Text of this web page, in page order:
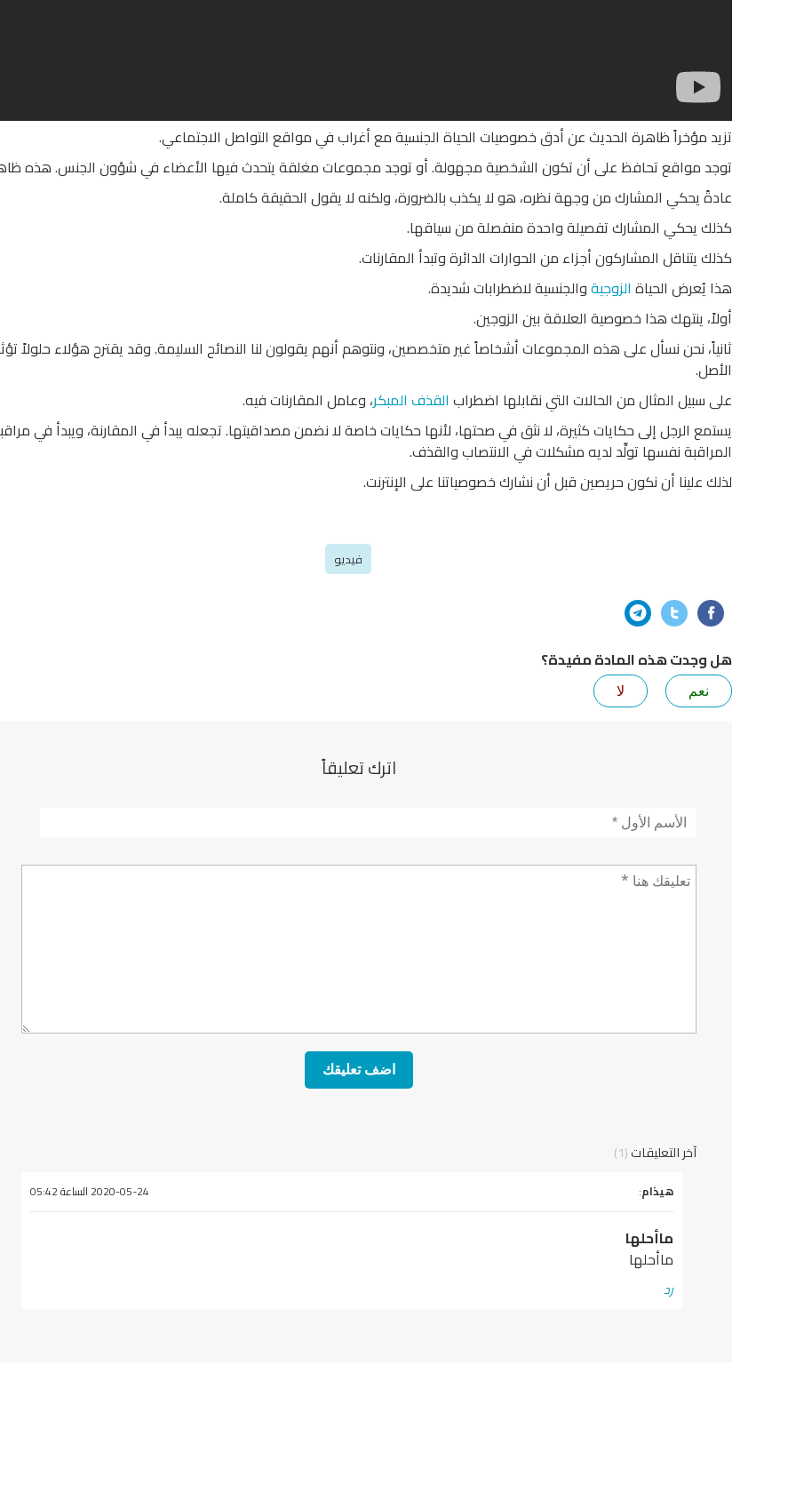
تزيد مؤخراً ظاهرة الحديث عن أدق خصوصيات الحياة الجنسية مع أغراب في مواقع التواصل الاجتماعي.
توجد مواقع تحافظ على أن تكون الشخصية مجهولة. أو توجد مجموعات مغلقة يتحدث فيها الأعضاء في شؤون الجنس. هذه
عادةً يحكي المشارك من وجهة نظره، هو لا يكذب بالضرورة، ولكنه لا يقول الحقيقة كاملة.
كذلك يحكي المشارك تفصيلة واحدة منفصلة من سياقها.
كذلك يتناقل المشاركون أجزاء من الحوارات الدائرة وتبدأ المقارنات.
هذا يُعرض الحياة الزوجيةوالجنسية لاضطرابات شديدة.
أولاً، ينتهك هذا خصوصية العلاقة بين الزوجين.
ثانياً، نحن نسأل على هذه المجموعات أشخاصاً غير متخصصين، ونتوهم أنهم يقولون لنا النصائح السليمة. وقد يقترح هؤلاء حلولاً
الأصل.
على سبيل المثال من الحالات التي نقابلها اضطراب القذف المبكر، وعامل المقارنات فيه.
يستمع الرجل إلى حكايات كثيرة، لا نثق في صحتها، لأنها حكايات خاصة لا نضمن مصداقيتها. تجعله يبدأ في المقارنة، ويبدأ في
المراقبة نفسها تولِّد لديه مشكلات في الانتصاب والقذف.
لذلك علينا أن نكون حريصين قبل أن نشارك خصوصياتنا على الإنترنت.
فيديو
هل وجدت هذه المادة مفيدة؟
نعم لا
اترك تعليقاً
الأسم*
تعليق *
آخر التعليقات(1)
يقول
هيذام: 2020-05-24 الساعة 05:42
ماأحلها
ماأحلها
رد